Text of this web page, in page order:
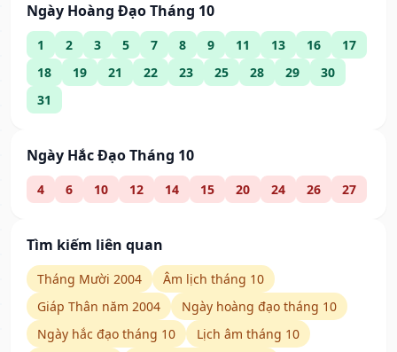
Ngày Hoàng Đạo Tháng 10
1 2 3 5 7 8 9 11 13 16
17
18
19 21 22 23 25 28 29
30
31
Ngày Hắc Đạo Tháng 10
4 6 10 12 14 15 20 24 26 27
Tìm kiếm liên quan
Tháng Mười 2004
Âm lịch tháng 10
Giáp Thân năm 2004
Ngày hoàng đạo tháng 10
Ngày hắc đạo tháng 10
Lịch âm tháng 10